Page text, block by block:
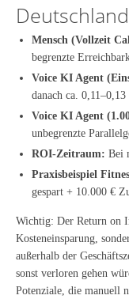
Mensch (Vollzeit
begrenzte
Voice KI Agent
danach ca. 0,11–0,13
Voice KI Agent
unbegrenzte
ROI-Zeitraum: Bei
Praxisbeispiel
gespart + 10.000 €
Wichtig: Der Return on
Kosteneinsparung,
außerhalb der
sonst verloren gehen
Potenziale, die manuell